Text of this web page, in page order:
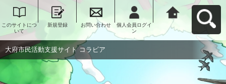
このサイトにつ
いて
新規登録 お問い合わせ
個人会員ログイ
ン
大府市民活動支
援サイト コラビ
アへ戻る
大府市民活動支援サイト コラビア